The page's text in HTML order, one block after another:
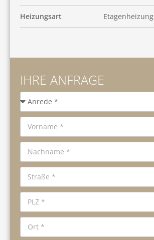
Heizungsart Etagenheizung
IHRE ANFRAGE